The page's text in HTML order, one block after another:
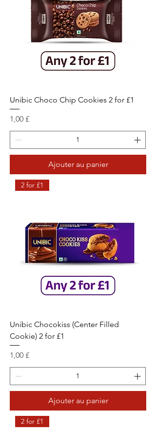
Unibic Choco Chip Cookies 2 for £1
Prix
1,00 £
Ajouter au panier
2 for £1
Unibic Chocokiss (Center Filled
Cookie) 2 for £1
Prix
1,00 £
Ajouter au panier
2 for £1